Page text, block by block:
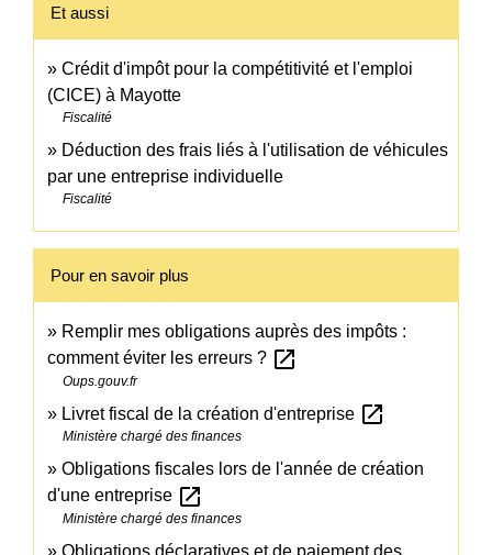
Et aussi
Crédit d'impôt pour la compétitivité et l'emploi
(CICE) à Mayotte
Fiscalité
Déduction des frais liés à l'utilisation de véhicules
par une entreprise individuelle
Fiscalité
Pour en savoir plus
Remplir mes obligations auprès des impôts :
comment éviter les erreurs ? open_in_new
Oups.gouv.fr
Livret fiscal de la création d'entreprise open_in_new
Ministère chargé des finances
Obligations fiscales lors de l'année de création
d'une entreprise open_in_new
Ministère chargé des finances